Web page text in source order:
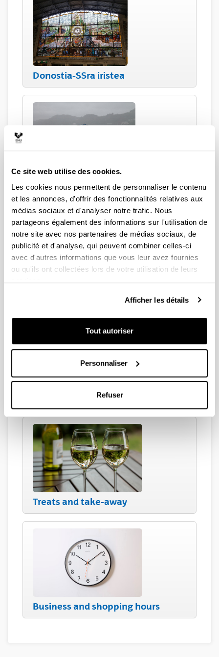
Ce site web utilise des cookies.
Les cookies nous permettent de personnaliser le contenu
et les annonces, d'offrir des fonctionnalités relatives aux
médias sociaux et d'analyser notre trafic. Nous
partageons également des informations sur l'utilisation de
notre site avec nos partenaires de médias sociaux, de
publicité et d'analyse, qui peuvent combiner celles-ci
avec d'autres informations que vous leur avez fournies
ou qu'ils ont collectées lors de votre utilisation de leurs
services.
Afficher les détails
Tout autoriser
Personnaliser
Refuser
Donostia-SSra iristea
Paseatu
Have a sweet tooth?
Treats and take-away
Business and shopping hours